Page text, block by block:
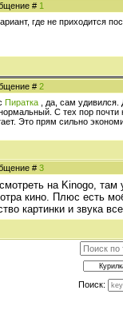
# 1
где не приходится
# 2
Пиратка , да, сам удивился.
С тех пор почти
Это прям сильно
# 3
смотреть на Kinogo, там
кино. Плюс есть
картинки и звука
Поиск: